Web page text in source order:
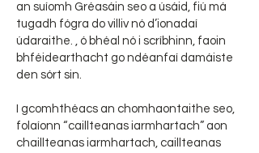
an suíomh Gréasáin seo a úsáid, fiú má
tugadh fógra do villiv nó d’ionadaí
údaraithe. , ó bhéal nó i scríbhinn, faoin
bhféidearthacht go ndéanfaí damáiste
den sórt sin.
I gcomhthéacs an chomhaontaithe seo,
folaíonn “caillteanas iarmhartach” aon
chaillteanas iarmhartach, caillteanas